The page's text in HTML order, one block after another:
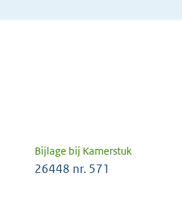
Bijlage bij Kamerstuk
26448 nr. 571